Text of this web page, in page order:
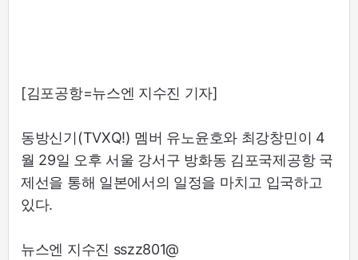
[김포공항=뉴스엔 지수진 기자]
동방신기(TVXQ!) 멤버 유노윤호와 최강창민이 4
월 29일 오후 서울 강서구 방화동 김포국제공항 국
제선을 통해 일본에서의 일정을 마치고 입국하고
있다.
뉴스엔 지수진 sszz801@